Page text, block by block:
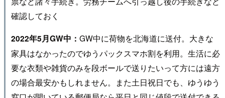
確認しておく
2022年5月GW中： GW中に荷物を北海道に送付。大きな
家具はなかったのでゆうパックスマホ割を利用。生活に必
要な衣類や雑貨のみを段ボールで送りたいって方には遠方
の場合最安かもしれません。また土日祝日でも、ゆうゆう